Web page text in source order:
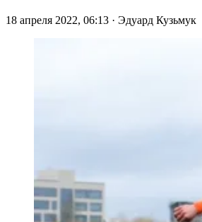
18 апреля 2022, 06:13 · Эдуард Кузьмук